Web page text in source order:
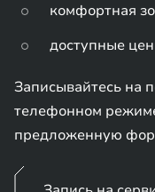
комфортная
доступные
Записывайтесь на
телефонном
предложенную